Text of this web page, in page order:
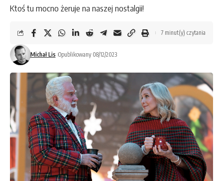
Ktoś tu mocno żeruje na naszej nostalgii!
Michał Lis Opublikowany 08/12/2023
7 minut(y) czytania